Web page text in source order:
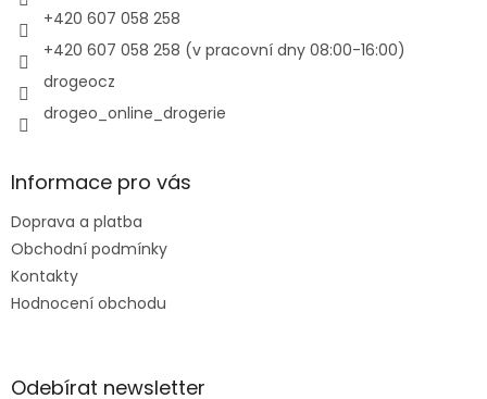
k
+420 607 058 258
+420 607 058 258 (v pracovní dny 08:00-16:00)
drogeocz
drogeo_online_drogerie
Informace pro vás
Doprava a platba
Obchodní podmínky
Kontakty
Hodnocení obchodu
Odebírat newsletter